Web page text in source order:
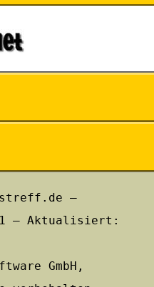
–
– Aktualisiert:
GmbH,